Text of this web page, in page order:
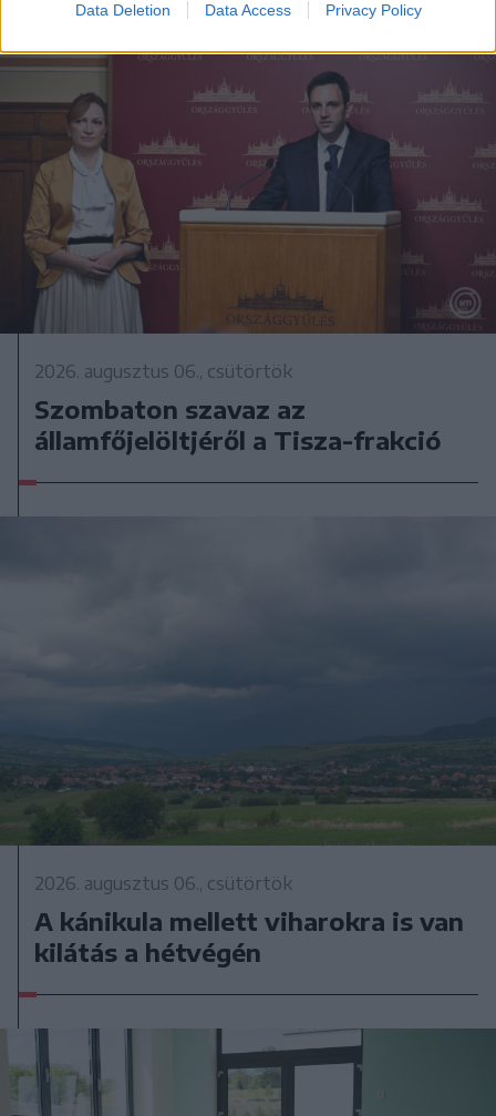
Data Deletion Data Access Privacy Policy
2026. augusztus 06., csütörtök
Szombaton szavaz az
államfőjelöltjéről a Tisza-frakció
2026. augusztus 06., csütörtök
A kánikula mellett viharokra is van
kilátás a hétvégén